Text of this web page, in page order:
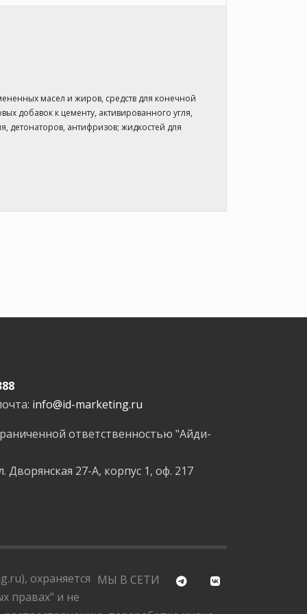
масел и жиров, средств для конечной
добавок к цементу, активированного угля,
детонаторов, антифризов; жидкостей для
info@id-marketing.ru
ответственностью "Айди-
Дворянская 27-А, корпус 1, оф. 217
МЫ В СЕТИ
охраняется
правах" и не